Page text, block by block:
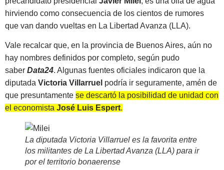
hirviendo como consecuencia de los cientos de rumores
que van dando vueltas en La Libertad Avanza (LLA).
Vale recalcar que, en la provincia de Buenos Aires, aún no
hay nombres definidos por completo, según pudo
saber Data24. Algunas fuentes oficiales indicaron que la
diputada Victoria Villarruel podría ir seguramente, amén de
que presuntamente se descartó la posibilidad de unidad con
el economista José Luis Espert.
La diputada Victoria Villarruel es la favorita entre
los militantes de La Libertad Avanza (LLA) para ir
por el territorio bonaerense